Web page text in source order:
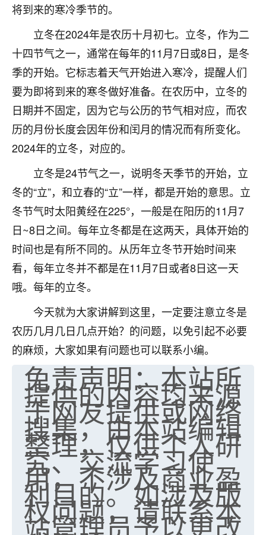
将到来的寒冷季节的。
立冬在2024年是农历十月初七。立冬，作为二
十四节气之一，通常在每年的11月7日或8日，是冬
季的开始。它标志着天气开始进入寒冷，提醒人们
要为即将到来的寒冬做好准备。在农历中，立冬的
日期并不固定，因为它与公历的节气相对应，而农
历的月份长度会因年份和闰月的情况而有所变化。
2024年的立冬，对应的。
立冬是24节气之一，说明冬天季节的开始，立
冬的“立”，和立春的“立”一样，都是开始的意思。立
冬节气时太阳黄经在225°，一般是在阳历的11月7
日~8日之间。每年立冬都是在这两天，具体开始的
时间也是有所不同的。从历年立冬节开始时间来
看，每年立冬并不都是在11月7日或者8日这一天
哦。每年的立冬。
今天就为大家讲解到这里，一定要注意立冬是
农历几月几日几点开始？的问题，以免引起不必要
的麻烦，大家如果有问题也可以联系小编。
免责声明：本站所
提供的内容均来源
于网友提供或网络
搜集，由本站编辑
整理，仅供个人研
究、交流学习使
用，不涉及商业盈
利目的。如涉及版
权问题，请联系本
站管理员予以更改
七零老顽童 ：我母亲前年离世，刚开始我经常
做梦梦见她，后来也是朋友介绍，找到慧来老
师，安排了超度法事，做梦再也没有梦到过
了，一开始是半信半疑的，图个心安，给亡母
超度，现在看来，人不信也不行。
2天前 来自云南 11
优秀的张同学
老师收徒吗？？我对这些很感兴趣